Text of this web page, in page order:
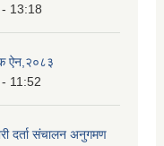
13:18
ऐन,२०८३
11:52
दर्ता संचालन अनुगमण